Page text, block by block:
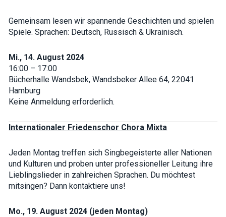
Gemeinsam lesen wir spannende Geschichten und spielen
Spiele. Sprachen: Deutsch, Russisch & Ukrainisch.
Mi., 14. August 2024
16:00 – 17:00
Bücherhalle Wandsbek, Wandsbeker Allee 64, 22041
Hamburg
Keine Anmeldung erforderlich.
Internationaler Friedenschor Chora Mixta
Jeden Montag treffen sich Singbegeisterte aller Nationen
und Kulturen und proben unter professioneller Leitung ihre
Lieblingslieder in zahlreichen Sprachen. Du möchtest
mitsingen? Dann kontaktiere uns!
Mo., 19. August 2024 (jeden Montag)